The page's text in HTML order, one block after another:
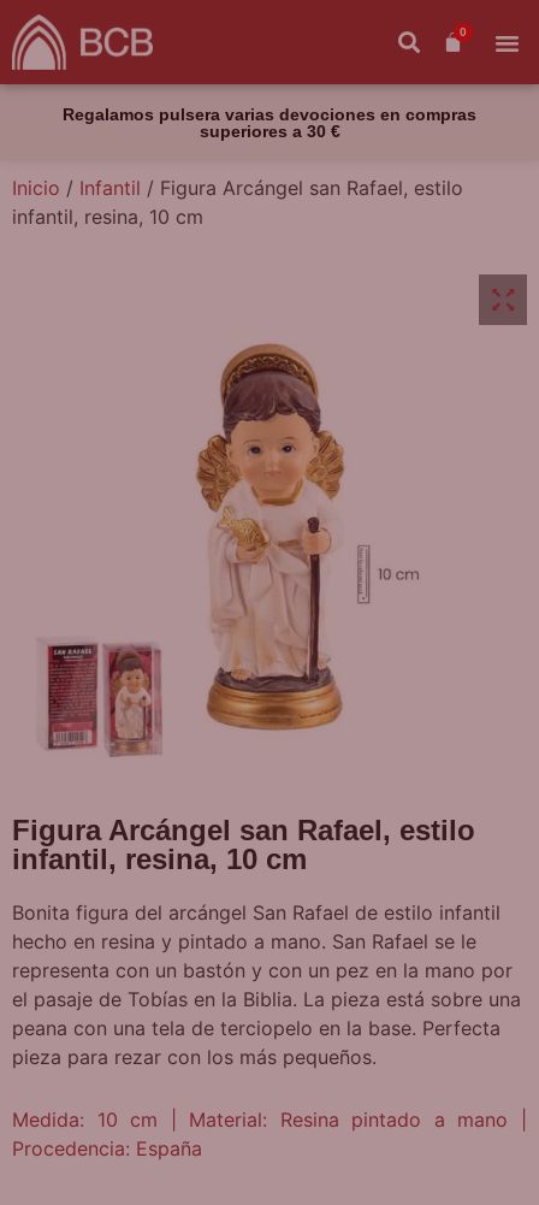
0
Regalamos pulsera varias devociones en compras
superiores a 30 €
Inicio / Infantil / Figura Arcángel san Rafael, estilo
infantil, resina, 10 cm
Figura Arcángel san Rafael, estilo
infantil, resina, 10 cm
Bonita figura del arcángel San Rafael de estilo infantil
hecho en resina y pintado a mano. San Rafael se le
representa con un bastón y con un pez en la mano por
el pasaje de Tobías en la Biblia. La pieza está sobre una
peana con una tela de terciopelo en la base. Perfecta
pieza para rezar con los más pequeños.
Medida: 10 cm | Material: Resina pintado a mano |
Procedencia: España